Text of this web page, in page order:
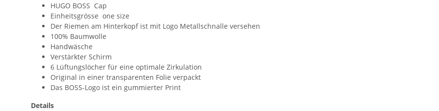
HUGO BOSS Cap
Einheitsgrösse one size
Der Riemen am Hinterkopf ist mit Logo Metallschnalle versehen
100% Baumwolle
Handwäsche
Verstärkter Schirm
6 Lüftungslöcher für eine optimale Zirkulation
Original in einer transparenten Folie verpackt
Das BOSS-Logo ist ein gummierter Print
Details